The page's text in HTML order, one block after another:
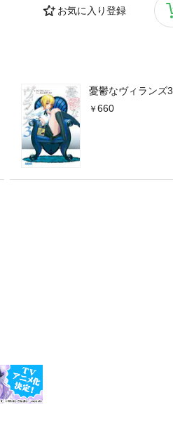
お気に入り登録
憂鬱なヴィランズ3
660